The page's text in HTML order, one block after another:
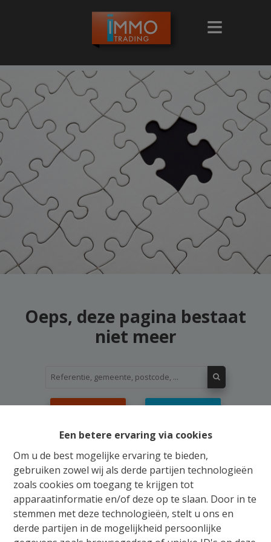
Een betere ervaring via cookies
Om u de best mogelijke ervaring te bieden,
gebruiken zowel wij als derde partijen technologieën
zoals cookies om toegang te krijgen tot
apparaatinformatie en/of deze op te slaan. Door in te
stemmen met deze technologieën, stelt u ons en
derde partijen in de mogelijkheid persoonlijke
Oeps, deze pagina bestaat
niet meer
Te koop Te huur
Gratis Schatting
Ons verkoopsteam staat u bij met raad en daad
voor de aankoop, verkoop, huur of verhuur van